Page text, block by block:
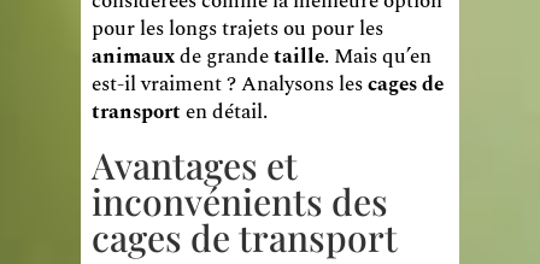
pour les longs trajets ou pour les
animauxde grandetaille. Mais qu’en
est-il vraiment ? Analysons lescages de
transporten détail.
Avantages et
inconvénients des
cages de transport